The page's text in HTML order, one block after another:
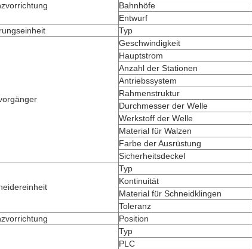
Bahnhöfe
Entwurf
Typ
Geschwindigkeit
Hauptstrom
Anzahl der Stationen
Antriebssystem
Rahmenstruktur
Durchmesser der Welle
Werkstoff der Welle
Material für Walzen
Farbe der Ausrüstung
Sicherheitsdeckel
Typ
Kontinuität
Material für Schneidklingen
Toleranz
Position
Typ
PLC